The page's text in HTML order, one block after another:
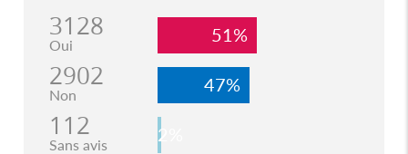
3128
Oui 51%
2902
Non 47%
112
Sans avis 2%